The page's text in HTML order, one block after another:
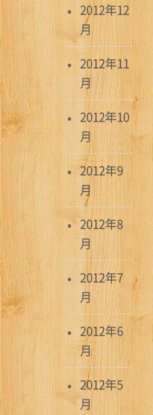
2012年12
月
2012年11
月
2012年10
月
2012年9
月
2012年8
月
2012年7
月
2012年6
月
2012年5
月